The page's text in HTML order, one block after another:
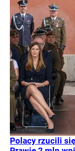
Polacy rzucili